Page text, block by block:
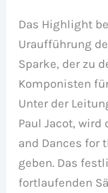
Das Highlight
Uraufführung
Sparke, der zu
Komponisten
Unter der
Paul Jacot, wird
and Dances for
geben. Das
fortlaufenden